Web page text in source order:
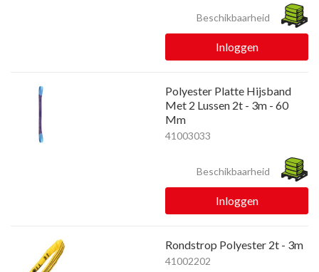
Beschikbaarheid
Inloggen
Polyester Platte Hijsband
Met 2 Lussen 2t - 3m - 60
Mm
41003033
Beschikbaarheid
Inloggen
Rondstrop Polyester 2t - 3m
41002202